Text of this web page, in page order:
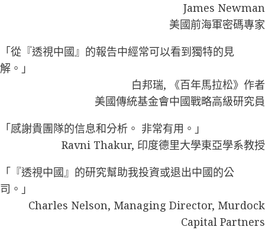
James Newman
美國前海軍密碼專家
「從『透視中國』的報告中經常可以看到獨特的見
解。」
白邦瑞, 《百年馬拉松》作者
美國傳統基金會中國戰略高級研究員
「感謝貴團隊的信息和分析。 非常有用。」
Ravni Thakur, 印度德里大學東亞學系教授
「『透視中國』的研究幫助我投資或退出中國的公
司。」
Charles Nelson, Managing Director, Murdock
Capital Partners